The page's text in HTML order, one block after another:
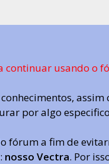
continuar usando o
por algo
fórum a fim de
nosso Vectra. Por